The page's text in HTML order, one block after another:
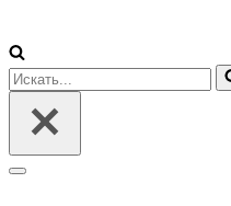
Искать...
Меню